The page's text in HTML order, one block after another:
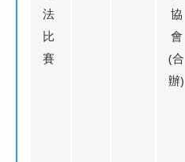
法
比
賽
協
會
(合
辦)